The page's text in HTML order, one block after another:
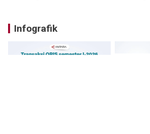
Infografik